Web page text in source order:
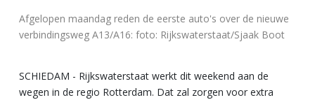
Afgelopen maandag reden de eerste auto's over de nieuwe
verbindingsweg A13/A16: foto: Rijkswaterstaat/Sjaak Boot
SCHIEDAM - Rijkswaterstaat werkt dit weekend aan de
wegen in de regio Rotterdam. Dat zal zorgen voor extra